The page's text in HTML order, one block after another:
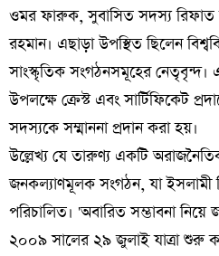
ওমর ফারুক, সুবাসিত সদস্য রিফাত
রহমান। এছাড়া উপস্থিত ছিলেন
সাংস্কৃতিক সংগঠনসমূহের নেতৃবৃন্দ।
উপলক্ষে ক্রেস্ট এবং সার্টিফিকেট
সদস্যকে সম্মাননা প্রদান করা হয়।
উল্লেখ্য যে তারুণ্য একটি
জনকল্যাণমূলক সংগঠন, যা ইসলামী
পরিচালিত। 'অবারিত সম্ভাবনা নিয়ে
২০০৯ সালের ২৯ জুলাই যাত্রা শুরু